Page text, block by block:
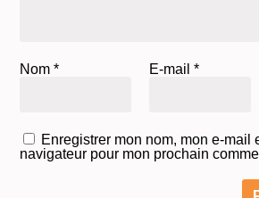
Nom* E-mail *
Enregistrer mon nom, mon e-mail
navigateur pour mon prochain